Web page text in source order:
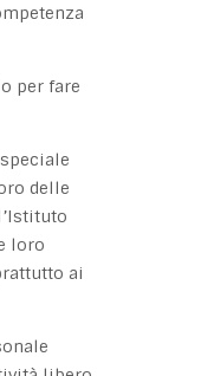
per fare
delle
loro
ai